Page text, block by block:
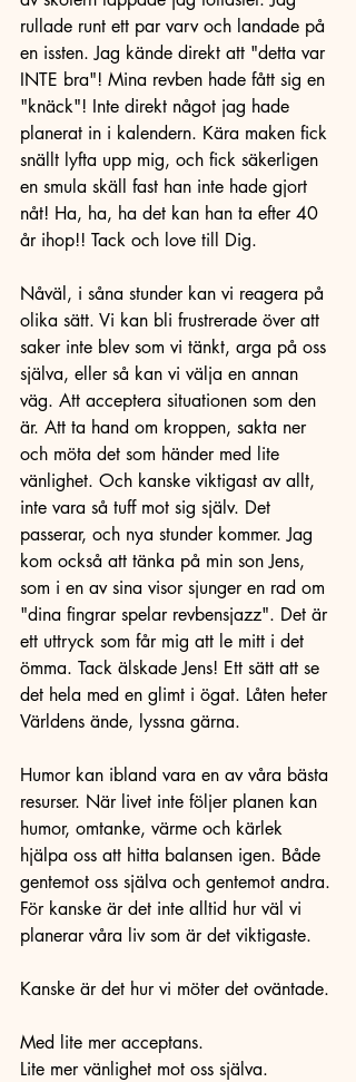
rullade runt ett par varv och landade på
en issten. Jag kände direkt att "detta var
INTE bra"! Mina revben hade fått sig en
"knäck"! Inte direkt något jag hade
planerat in i kalendern. Kära maken fick
snällt lyfta upp mig, och fick säkerligen
en smula skäll fast han inte hade gjort
nåt! Ha, ha, ha det kan han ta efter 40
år ihop!! Tack och love till Dig.
Nåväl, i såna stunder kan vi reagera på
olika sätt. Vi kan bli frustrerade över att
saker inte blev som vi tänkt, arga på oss
själva, eller så kan vi välja en annan
väg. Att acceptera situationen som den
är. Att ta hand om kroppen, sakta ner
och möta det som händer med lite
vänlighet. Och kanske viktigast av allt,
inte vara så tuff mot sig själv. Det
passerar, och nya stunder kommer. Jag
kom också att tänka på min son Jens,
som i en av sina visor sjunger en rad om
"dina fingrar spelar revbensjazz". Det är
ett uttryck som får mig att le mitt i det
ömma. Tack älskade Jens! Ett sätt att se
det hela med en glimt i ögat. Låten heter
Världens ände, lyssna gärna.
Humor kan ibland vara en av våra bästa
resurser. När livet inte följer planen kan
humor, omtanke, värme och kärlek
hjälpa oss att hitta balansen igen. Både
gentemot oss själva och gentemot andra.
För kanske är det inte alltid hur väl vi
planerar våra liv som är det viktigaste.
Kanske är det hur vi möter det oväntade.
Med lite mer acceptans.
Lite mer vänlighet mot oss själva.